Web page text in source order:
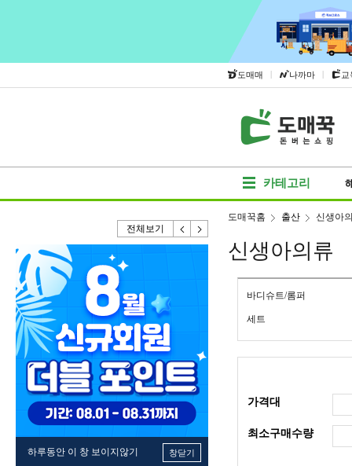
도매매 | 나까마 | 교
카테고리
전체보기
하루동안 이 창 보이지않기 창닫기
도매꾹홈 출산 신생아
신생아의류
바디슈트/롬퍼
세트
가격대
최소구매수량